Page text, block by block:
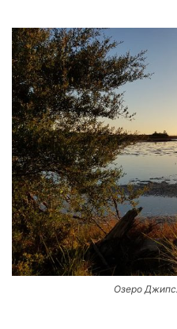
Озеро